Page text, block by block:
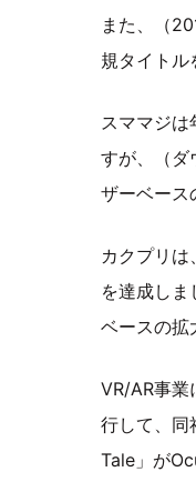
また、（
規タイトル
スママジ
すが、（ダ
ザーベース
カクプリ
を達成し
ベースの拡
VR/AR事
行して、同
Tale」が